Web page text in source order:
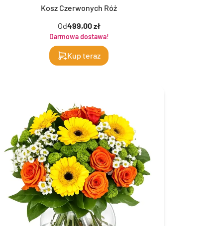
Kosz Czerwonych Róż
Od499,00 zł
Darmowa dostawa!
Kup teraz